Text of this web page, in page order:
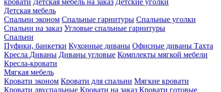
кровати Детская мебель на заказ Детские уголки
Детская мебель
Спальни эконом Спальные гарнитуры Спальные уголки
Спальни на заказ Угловые спальные гарнитуры
Спальни
Пуфики, банкетки Кухонные диваны Офисные диваны Тахта
Кресла Диваны Диваны угловые Комплекты мягкой мебели
Кресла-кровати
Мягкая мебель
Кровати эконом Кровати для спальни Мягкие кровати
Кровати двуспальные Кровати на заказ Кровати готовые